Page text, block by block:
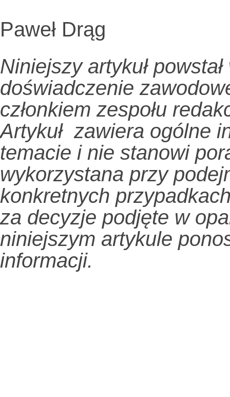
Paweł Drąg
Niniejszy artykuł
doświadczenie
członkiem zespołu
Artykuł zawiera ogólne
temacie i nie stanowi
wykorzystana przy
konkretnych
za decyzje podjęte w
niniejszym artykule
informacji.